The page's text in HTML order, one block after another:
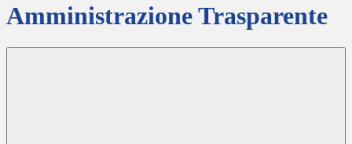
Amministrazione Trasparente